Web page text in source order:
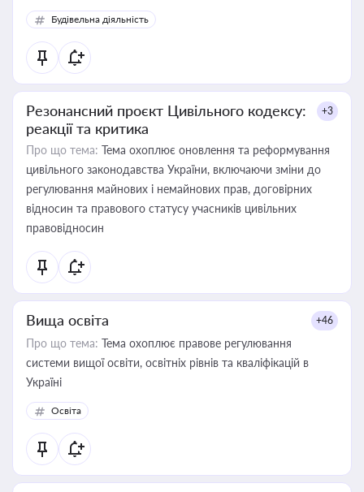
Будівельна діяльність
Резонансний проєкт Цивільного кодексу:
реакції та критика
+3
Про що тема: Тема охоплює оновлення та реформування
цивільного законодавства України, включаючи зміни до
регулювання майнових і немайнових прав, договірних
відносин та правового статусу учасників цивільних
правовідносин
Вища освіта +46
Про що тема: Тема охоплює правове регулювання
системи вищої освіти, освітніх рівнів та кваліфікацій в
Україні
Освіта